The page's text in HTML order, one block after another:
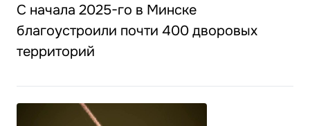
С начала 2025-го в Минске
благоустроили почти 400 дворовых
территорий